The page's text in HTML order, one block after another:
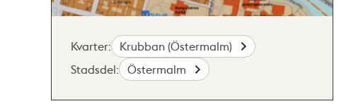
Kvarter:
Krubban (Östermalm)
Stadsdel:
Östermalm